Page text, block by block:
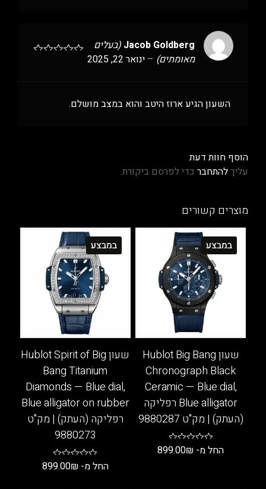
Jacob Goldberg (בעלים
מאומתים) – ינואר 22, 2025
השעון הגיע ארוז היטב והוא במצב מושלם.
הוסף חוות דעת
עליךלהתחבר כדי לפרסם ביקורת.
מוצרים קשורים
במבצע
שעון Hublot Big Bang
Chronograph Black
Ceramic — Blue dial,
Blue alligator רפליקה
(העתק) | מק"ט 9880287
החל מ- 899.00₪
במבצע
שעון Hublot Spirit of Big
Bang Titanium
Diamonds — Blue dial,
Blue alligator on rubber
רפליקה (העתק) | מק"ט
9880273
החל מ- 899.00₪